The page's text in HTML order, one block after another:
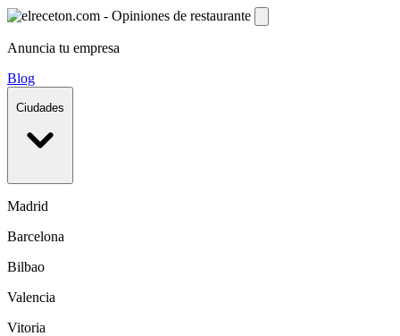
Anuncia tu empresa
Blog
Ciudades
Madrid
Barcelona
Bilbao
Valencia
Vitoria